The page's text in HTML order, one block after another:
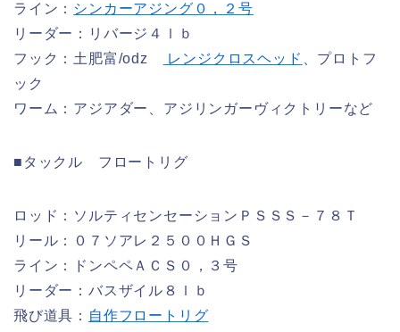
ライン： シンカーアジング０，２号
リーダー：リバージ４ｌｂ
フック：土肥富/odz
レンジクロスヘッド 、プロトフ
ック
ワーム：アジアダー、アジリンガーヴィクトリーなど
■タックル フロートリグ
ロッド：ソルティセンセーションＰＳＳＳ－７８Ｔ
リール：０７ソアレ２５００ＨＧＳ
ライン：ドンペペＡＣＳ０，３号
リーダー：バスザイル８ｌｂ
飛び道具： 自作フロートリグ